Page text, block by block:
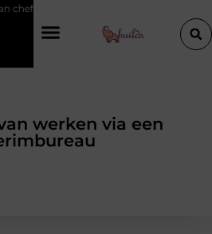
werken via een